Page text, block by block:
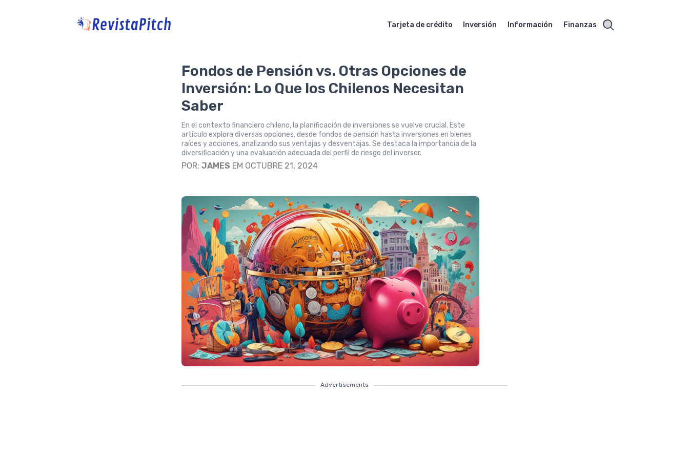
Tarjeta de crédito Inversión Información Finanzas
Fondos de Pensión vs. Otras Opciones de
Inversión: Lo Que los Chilenos Necesitan
Saber
En el contexto financiero chileno, la planificación de inversiones se vuelve crucial. Este
artículo explora diversas opciones, desde fondos de pensión hasta inversiones en bienes
raíces y acciones, analizando sus ventajas y desventajas. Se destaca la importancia de la
diversificación y una evaluación adecuada del perfil de riesgo del inversor.
POR:JAMES EM OCTUBRE 21, 2024
Advertisements